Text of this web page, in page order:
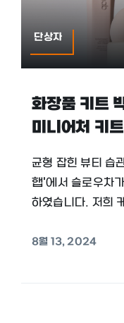
단상자
화장품 키트
미니어처 키
균형 잡힌 뷰티 습
햅'에서 슬로우차
하였습니다. 저희
8월 13, 2024